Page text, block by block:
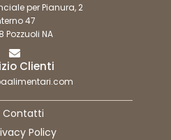
per Pianura, 2
47
Pozzuoli NA
Clienti
Contatti
Policy